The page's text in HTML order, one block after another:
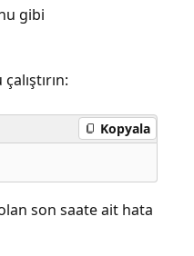
gibi
Kopyala
son saate ait hata